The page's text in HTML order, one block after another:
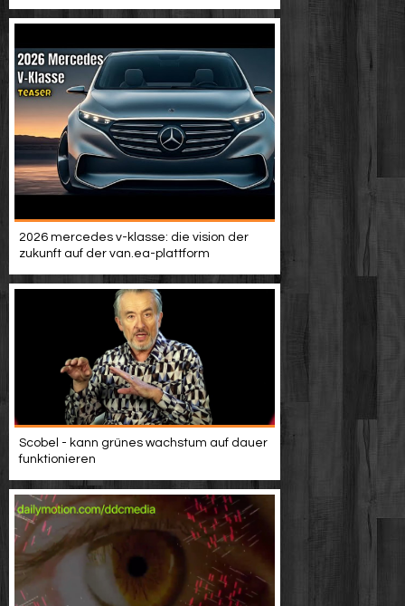
2026 mercedes v-klasse: die vision der
zukunft auf der van.ea-plattform
Scobel - kann grünes wachstum auf dauer
funktionieren